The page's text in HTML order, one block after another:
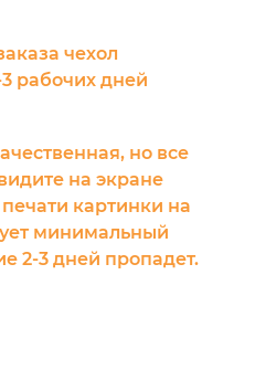
чехол
рабочих дней
но все
на экране
печати картинки на
минимальный
2-3 дней пропадет.